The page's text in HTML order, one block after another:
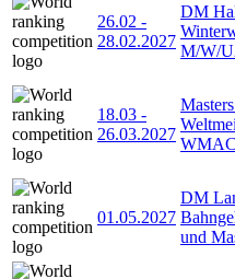
26.02 -
28.02.2027
DM
M/W/
18.03 -
26.03.2027
01.05.2027
DM
und